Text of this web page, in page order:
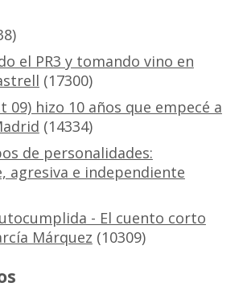
el PR3 y tomando vino en
(17300)
09) hizo 10 años que empecé a
(14334)
de personalidades:
agresiva e independiente
- El cuento corto
Márquez (10309)